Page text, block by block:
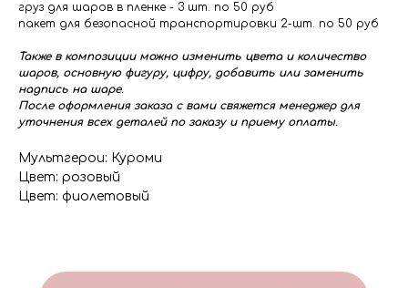
груз для шаров в пленке - 3 шт. по 50 руб
пакет для безопасной транспортировки 2-шт. по 50 руб
Также в композиции можно изменить цвета и количество
шаров, основную фигуру, цифру, добавить или заменить
надпись на шаре.
После оформления заказа с вами свяжется менеджер для
уточнения всех деталей по заказу и приему оплаты.
Мультгерои: Куроми
Цвет: розовый
Цвет: фиолетовый